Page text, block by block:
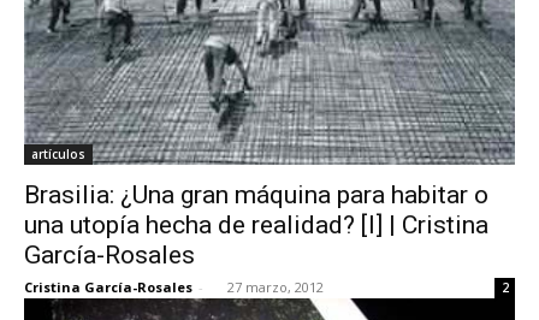
artículos
Brasilia: ¿Una gran máquina para habitar o
una utopía hecha de realidad? [I] | Cristina
García-Rosales
Cristina García-Rosales - 27 marzo, 2012 2